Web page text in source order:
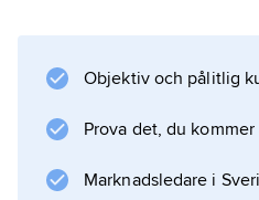
biologi, men den hör till
Objektiv och pålitlig
Prova det, du
Marknadsledare i